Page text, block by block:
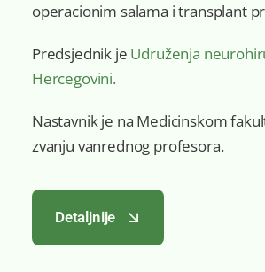
operacionim salama i transplant
Predsjednik je Udruženja
Hercegovini.
Nastavnik je na Medicinskom
zvanju vanrednog profesora.
Detaljnije